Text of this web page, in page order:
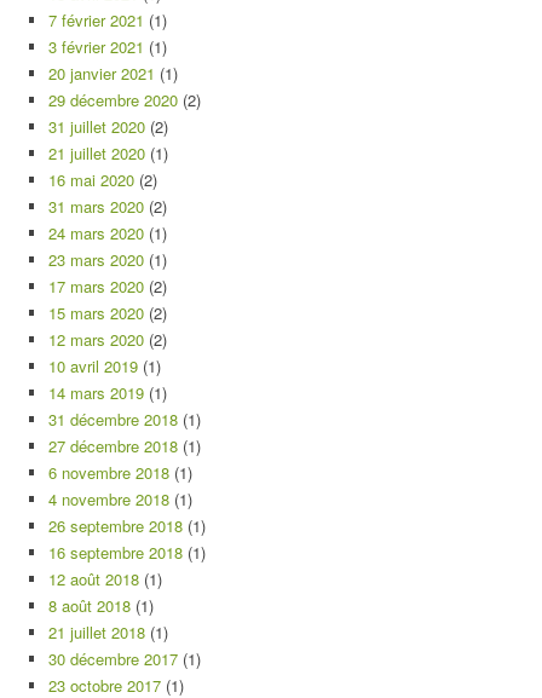
7 février 2021 (1)
3 février 2021 (1)
20 janvier 2021 (1)
29 décembre 2020 (2)
31 juillet 2020 (2)
21 juillet 2020 (1)
16 mai 2020 (2)
31 mars 2020 (2)
24 mars 2020 (1)
23 mars 2020 (1)
17 mars 2020 (2)
15 mars 2020 (2)
12 mars 2020 (2)
10 avril 2019 (1)
14 mars 2019 (1)
31 décembre 2018 (1)
27 décembre 2018 (1)
6 novembre 2018 (1)
4 novembre 2018 (1)
26 septembre 2018 (1)
16 septembre 2018 (1)
12 août 2018 (1)
8 août 2018 (1)
21 juillet 2018 (1)
30 décembre 2017 (1)
23 octobre 2017 (1)